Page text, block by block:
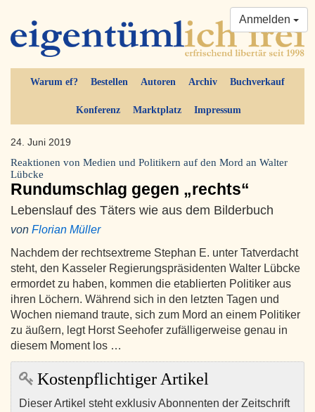
Warum ef? Bestellen Autoren Archiv Buchverkauf
Konferenz Marktplatz Impressum
Anmelden
24. Juni 2019
Reaktionen von Medien und Politikern auf den Mord an Walter
Lübcke
Rundumschlag gegen „rechts“
Lebenslauf des Täters wie aus dem Bilderbuch
von Florian Müller
Nachdem der rechtsextreme Stephan E. unter Tatverdacht
steht, den Kasseler Regierungspräsidenten Walter Lübcke
ermordet zu haben, kommen die etablierten Politiker aus
ihren Löchern. Während sich in den letzten Tagen und
Wochen niemand traute, sich zum Mord an einem Politiker
zu äußern, legt Horst Seehofer zufälligerweise genau in
diesem Moment los …
Kostenpflichtiger Artikel
Dieser Artikel steht exklusiv Abonnenten der Zeitschrift